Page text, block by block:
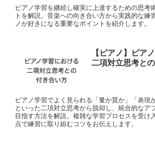
ピアノ学習を継続し確実に上達するための思考
トを解説。音楽への向き合い方から実践的な練
ノが好きになる重要なポイントを紹介します。
【ピアノ】ピア
二項対立思考と
ピアノ学習でよく見られる「量か質か」「表現
といった二項対立思考から脱却し、統合的なア
目指す方法を解説。複雑な学習プロセスを受け
点で練習に取り組むコツをお伝えします。